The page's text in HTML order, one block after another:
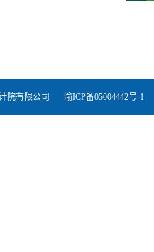
院有限公司 渝ICP备05004442号-1